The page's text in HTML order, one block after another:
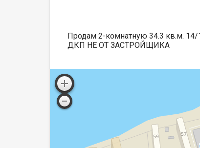
Продам 2-комнатную 34.3 кв.м. 14/
ДКП НЕ ОТ ЗАСТРОЙЩИКА